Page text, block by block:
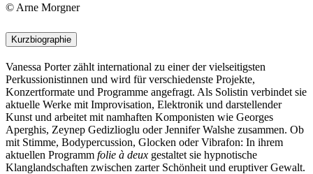
© Arne Morgner
Kurzbiographie
Vanessa Porter zählt international zu einer der vielseitigsten
Perkussionistinnen und wird für verschiedenste Projekte,
Konzertformate und Programme angefragt. Als Solistin verbindet sie
aktuelle Werke mit Improvisation, Elektronik und darstellender
Kunst und arbeitet mit namhaften Komponisten wie Georges
Aperghis, Zeynep Gedizlioglu oder Jennifer Walshe zusammen. Ob
mit Stimme, Bodypercussion, Glocken oder Vibrafon: In ihrem
aktuellen Programm folie à deux gestaltet sie hypnotische
Klanglandschaften zwischen zarter Schönheit und eruptiver Gewalt.